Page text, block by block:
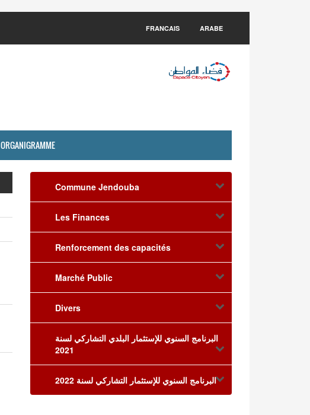
FRANCAIS ARABE
ORGANIGRAMME
Commune Jendouba
Les Finances
Renforcement des capacités
Marché Public
Divers
البرنامج السنوي للإستثمار البلدي التشاركي لسنة
2021
البرنامج السنوي للإستثمار التشاركي لسنة 2022